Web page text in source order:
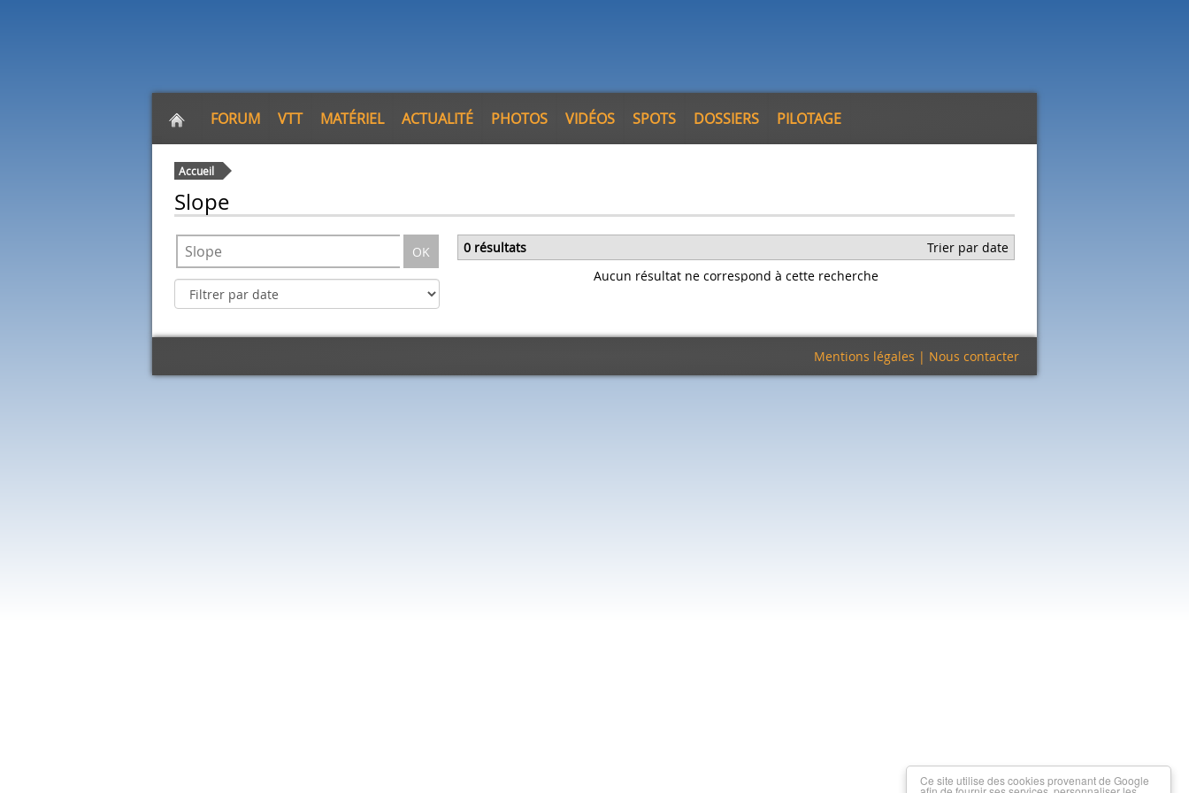
FORUM VTT MATÉRIEL ACTUALITÉ PHOTOS VIDÉOS SPOTS DOSSIERS PILOTAGE
Accueil
Slope
OK 0 résultats
Trier par date
Aucun résultat ne correspond à cette recherche
Mentions légales | Nous contacter
Ce site utilise des cookies provenant de Google